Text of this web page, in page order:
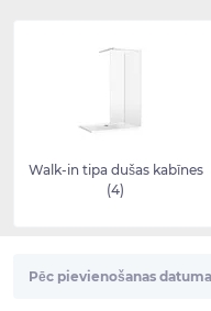
Walk-in tipa dušas kabīnes
(4)